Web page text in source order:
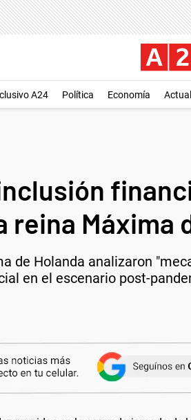
A24 Política Economía
Máxima
de Holanda analizaron
en el escenario post-